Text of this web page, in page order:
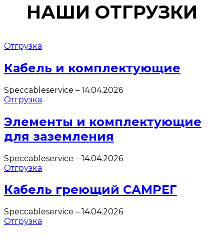
НАШИ ОТГРУЗКИ
Отгрузка
Кабель и комплектующие
Speccableservice – 14.04.2026
Отгрузка
Элементы и комплектующие
для заземления
Speccableservice – 14.04.2026
Отгрузка
Кабель греющий САМРЕГ
Speccableservice – 14.04.2026
Отгрузка